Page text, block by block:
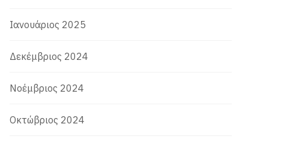
Ιανουάριος 2025
Δεκέμβριος 2024
Νοέμβριος 2024
Οκτώβριος 2024